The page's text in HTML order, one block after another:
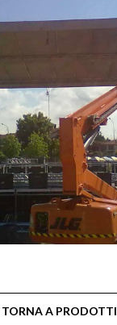
TORNA A PRODOTTI